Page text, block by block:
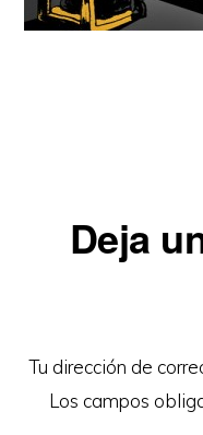
lectores
Deja
Tu dirección de
Los campos